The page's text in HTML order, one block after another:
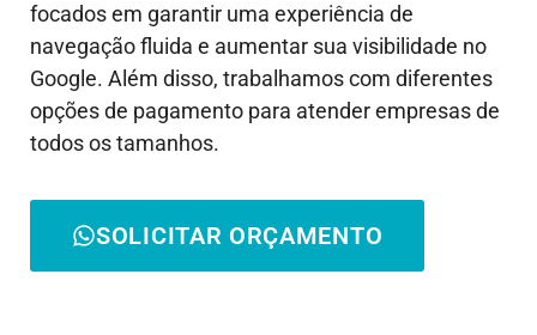
focados em garantir uma experiência de
navegação fluida e aumentar sua visibilidade no
Google. Além disso, trabalhamos com diferentes
opções de pagamento para atender empresas de
todos os tamanhos.
SOLICITAR ORÇAMENTO